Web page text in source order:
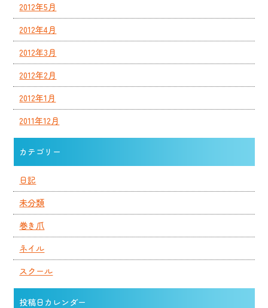
2012年5月
2012年4月
2012年3月
2012年2月
2012年1月
2011年12月
カテゴリー
日記
未分類
巻き爪
ネイル
スクール
投稿日カレンダー